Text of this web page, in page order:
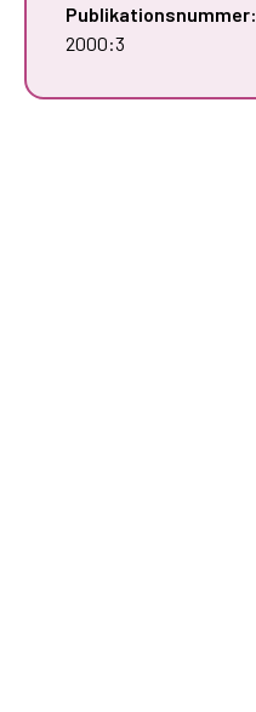
Publikationsnummer:
2000:3